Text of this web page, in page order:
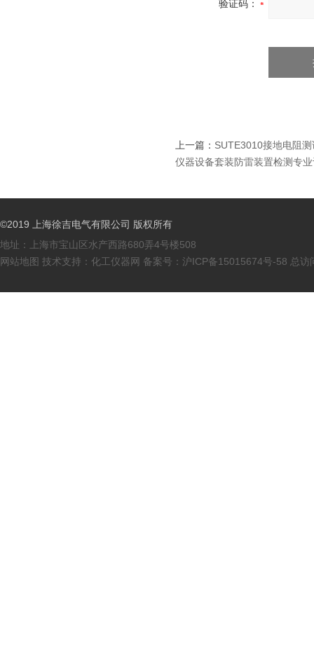
验证码：
上一篇： SUTE3010接地电阻
仪器设备套装防雷装置检测专
©2019 上海徐吉电气有限公司 版权所有
地址：上海市宝山区水产西路680弄4号楼508
网站地图 技术支持： 化工仪器网 备案号： 沪ICP备15015674号-58 总访